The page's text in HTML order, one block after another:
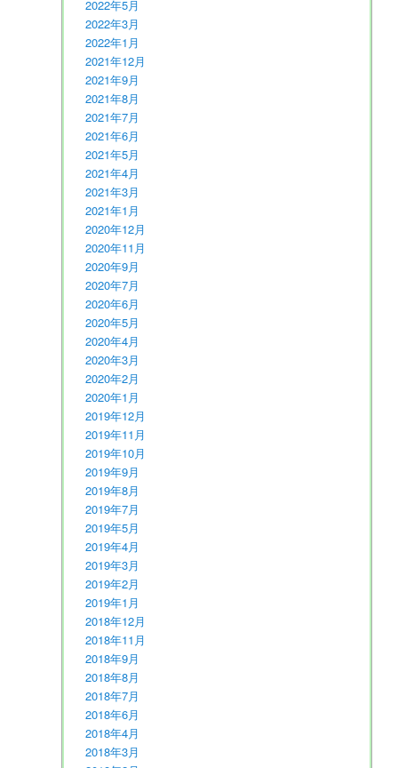
2022年5月
2022年3月
2022年1月
2021年12月
2021年9月
2021年8月
2021年7月
2021年6月
2021年5月
2021年4月
2021年3月
2021年1月
2020年12月
2020年11月
2020年9月
2020年7月
2020年6月
2020年5月
2020年4月
2020年3月
2020年2月
2020年1月
2019年12月
2019年11月
2019年10月
2019年9月
2019年8月
2019年7月
2019年5月
2019年4月
2019年3月
2019年2月
2019年1月
2018年12月
2018年11月
2018年9月
2018年8月
2018年7月
2018年6月
2018年4月
2018年3月